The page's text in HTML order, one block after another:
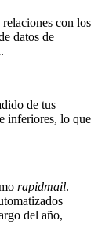
con los
datos de
de tus
inferiores, lo que
rapidmail.
del año,